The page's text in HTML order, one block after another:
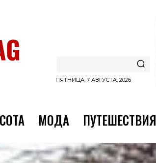
ПЯТНИЦА, 7 АВГУСТА, 2026
МОДА ПУТЕШЕСТВИЯ